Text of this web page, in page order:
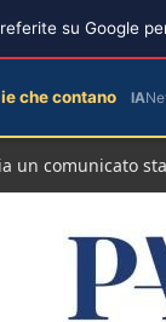
un comunicato
su Google
che contano IA